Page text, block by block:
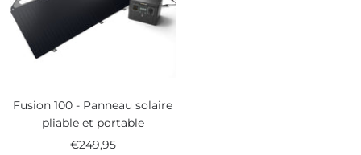
Fusion 100 - Panneau solaire
pliable et portable
Prix
€249,95